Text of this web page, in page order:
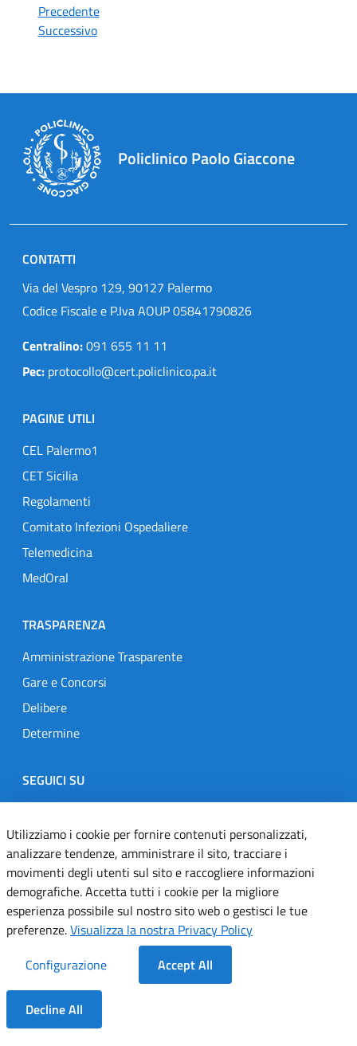
Dentro la Sezione
Precedente
Successivo
Policlinico Paolo Giaccone
CONTATTI
Via del Vespro 129, 90127 Palermo
Codice Fiscale e P.Iva AOUP 05841790826
Centralino:091 655 11 11
Pec: protocollo@cert.policlinico.pa.it
PAGINE UTILI
CEL Palermo1
CET Sicilia
Regolamenti
Comitato Infezioni Ospedaliere
Telemedicina
MedOral
TRASPARENZA
Amministrazione Trasparente
Gare e Concorsi
Delibere
Determine
SEGUICI SU
Designers Italia
TwitterInstagramYoutubeLinkedin
Dichiarazione di accessibilità
Informativa cookie
Note legali
Servizi Applicativi
Utilizziamo i cookie per fornire contenuti personalizzati,
analizzare tendenze, amministrare il sito, tracciare i
movimenti degli utenti sul sito e raccogliere informazioni
demografiche. Accetta tutti i cookie per la migliore
esperienza possibile sul nostro sito web o gestisci le tue
preferenze.Visualizza la nostra Privacy Policy
Configurazione
Accept All
Decline All